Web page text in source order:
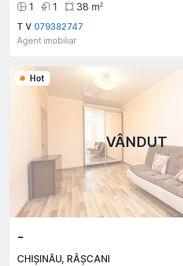
1
1 38 m2
T V 079382747
Agent imobiliar
VÂNDUT
Hot
-
CHIȘINĂU, RÂȘCANI